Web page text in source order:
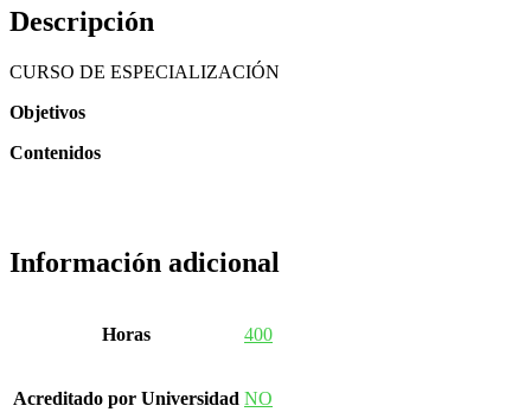
Descripción
CURSO DE ESPECIALIZACIÓN
Objetivos
Contenidos
Información adicional
Horas 400
Acreditado por Universidad NO